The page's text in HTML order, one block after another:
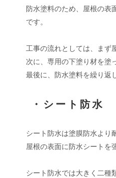
防水塗料のため、屋根の表
です。
工事の流れとしては、まず
次に、専用の下塗り材を塗
最後に、防水塗料を繰り返
・シート防水
シート防水は塗膜防水より
屋根の表面に防水シートを
シート防水では大きく二種